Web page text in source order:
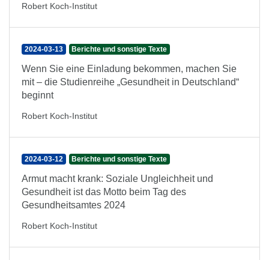
Robert Koch-Institut
2024-03-13 Berichte und sonstige Texte
Wenn Sie eine Einladung bekommen, machen Sie
mit – die Studienreihe „Gesundheit in Deutschland“
beginnt
Robert Koch-Institut
2024-03-12 Berichte und sonstige Texte
Armut macht krank: Soziale Ungleichheit und
Gesundheit ist das Motto beim Tag des
Gesundheitsamtes 2024
Robert Koch-Institut